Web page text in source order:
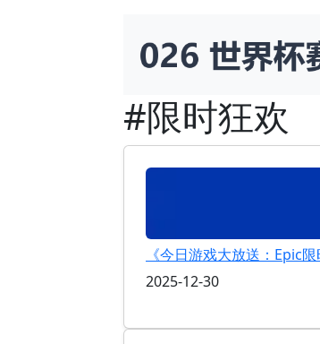
#限时狂欢
《今日游戏大放送：Epic
2025-12-30